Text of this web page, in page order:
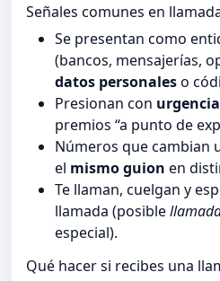
Señales comunes en
Se presentan como
(bancos, mensajerías,
datos personaleso
Presionan con urgencia
premios “a punto de
Números que cambian
el mismo guion en
Te llaman, cuelgan y
llamada (posible
especial).
Qué hacer si recibes una